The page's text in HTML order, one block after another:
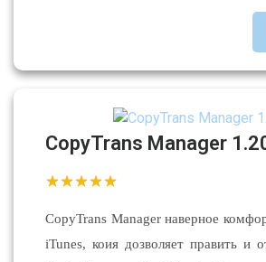
CopyTrans Manager
CopyTrans Manager наверное
iTunes, коия дозволяет править и